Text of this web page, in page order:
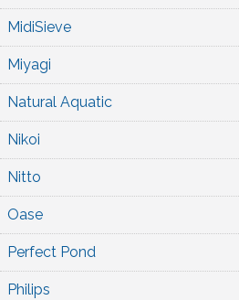
MidiSieve
Miyagi
Natural Aquatic
Nikoi
Nitto
Oase
Perfect Pond
Philips